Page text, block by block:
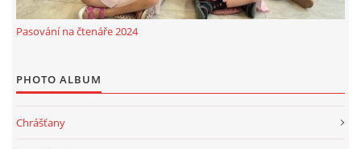
Pasování na čtenáře 2024
PHOTO ALBUM
Chrášťany